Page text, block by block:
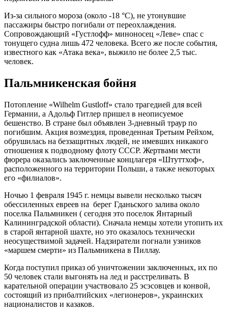
Из-за сильного мороза (около -18 °C), не утонувшие
пассажиры быстро погибали от переохлаждения.
Сопровождающий «Густлофф» миноносец «Леве» спас с
тонущего судна лишь 472 человека. Всего же после события,
известного как «Атака века», выжило не более 2,5 тыс.
человек.
Пальмникенская бойня
Потопление «Wilhelm Gustloff» стало трагедией для всей
Германии, а Адольф Гитлер пришел в неописуемое
бешенство. В стране был объявлен 3-дневный траур по
погибшим. Акция возмездия, проведенная Третьим Рейхом,
обрушилась на беззащитных людей, не имевших никакого
отношения к подводному флоту СССР. Жертвами мести
фюрера оказались заключенные концлагеря «Штуттхоф»,
расположенного на территории Польши, а также некоторых
его «филиалов».
Ночью 1 февраля 1945 г. немцы вывели несколько тысяч
обессиленных евреев на берег Гданьского залива около
поселка Пальмникен ( сегодня это поселок Янтарный
Калининградской области). Сначала немцы хотели утопить их
в старой янтарной шахте, но это оказалось технически
неосуществимой задачей. Надзиратели погнали узников
«маршем смерти» из Пальмникена в Пиллау.
Когда поступил приказ об уничтожении заключенных, их по
50 человек стали выгонять на лед и расстреливать. В
карательной операции участвовало 25 эсэсовцев и конвой,
состоящий из прибалтийских «легионеров», украинских
националистов и казаков.